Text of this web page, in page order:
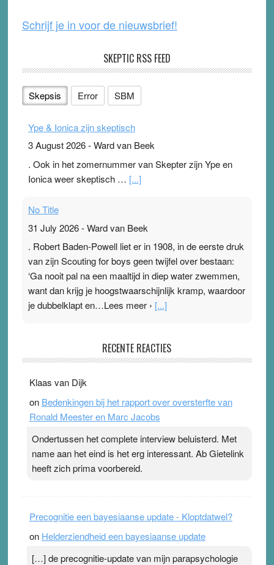
Schrijf je in voor de nieuwsbrief!
SKEPTIC RSS FEED
Skepsis Error SBM
Ype & Ionica zijn skeptisch
3 August 2026-Ward van Beek
. Ook in het zomernummer van Skepter zijn Ype en
Ionica weer skeptisch … [...]
No Title
31 July 2026-Ward van Beek
. Robert Baden-Powell liet er in 1908, in de eerste druk
van zijn Scouting for boys geen twijfel over bestaan:
‘Ga nooit pal na een maaltijd in diep water zwemmen,
want dan krijg je hoogstwaarschijnlijk kramp, waardoor
je dubbelklapt en…Lees meer › [...]
Ward van Beek
topsporters. Ze hopen ermee hun hartslag te verlagen
terwijl ze meer zuurstof opnemen. Daarop heeft zo’n
pleister geen effect. Maar het gevoel ‘makkelijker te
Pleisterplakkers in de topspsort ›[...]
RECENTE REACTIES
Klaas van Dijk
on Bedenkingen bij het rapport over oversterfte van
Ronald Meester en Marc Jacobs
Ondertussen het complete interview beluisterd. Met
name aan het eind is het erg interessant. Ab Gietelink
heeft zich prima voorbereid.
Precognitie een bayesiaanse update - Kloptdatwel?
on Helderziendheid een bayesiaanse update
[…] de precognitie-update van mijn parapsychologie